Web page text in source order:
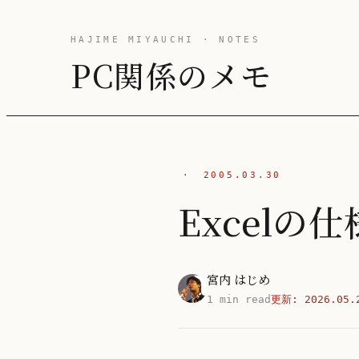
HAJIME MIYAUCHI · NOTES
PC関係のメモ
· 2005.03.30
Excelの仕
宮内 はじめ
1 min read更新: